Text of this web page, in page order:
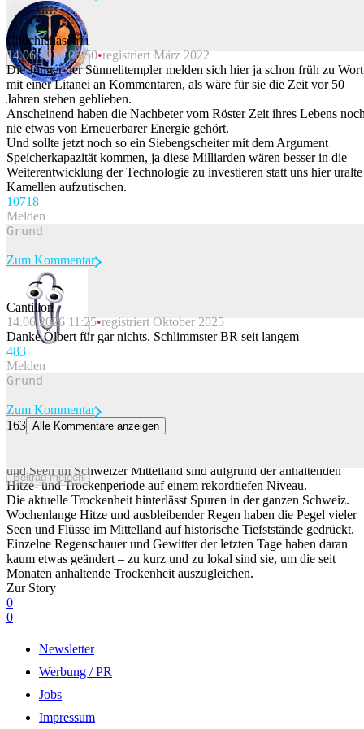
Beitrag melden
Chuchichäschtli
14.06.2026 06:50 registriert März 2022
Die Jünger der Sünnelitempler melden sich hier ja schon früh zu Wort
mit einer Litanei an Kommentaren, als wäre für sie die Zeit vor 50
Jahren stehen geblieben.
Anscheinend haben die Nachbeter vom Röster Zeit ihres Lebens
nie etwas von Erneuerbarer Energie gehört.
Und sollte jetzt noch so ein Siebengscheiter mit dem Argument
Speicherkapazität kommen, ja diese Milliarden wären besser in die
Weiterentwicklung der Technologie zu investieren statt uns hier uralte
Kamellen aufzutischen.
10718
Melden
Beitrag melden
Zum Kommentar
Cantillon
14.06.2026 11:25 registriert Oktober 2025
Danke Ölbert für gar nichts. Schlimmster BR seit langem
483
Melden
Beitrag melden
Zum Kommentar
163 Alle Kommentare anzeigen
und Seen im Schweizer Mittelland sind aufgrund der anhaltenden
Hitze- und Trockenperiode auf einem rekordtiefen Niveau.
Die aktuelle Trockenheit hinterlässt Spuren in der ganzen Schweiz.
Wochenlange Hitze und ausbleibender Regen haben die Pegel vieler
Seen und Flüsse im Mittelland auf historische Tiefststände gedrückt.
Einzelne Regenschauer und Gewitter der letzten Tage haben daran
kaum etwas geändert – zu kurz und zu lokal sind sie, um die seit
Monaten anhaltende Trockenheit auszugleichen.
Zur Story
0
0
Newsletter
Werbung / PR
Jobs
Impressum